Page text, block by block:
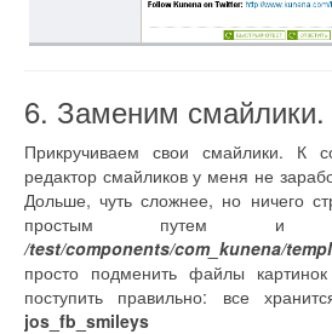
6. Заменим смайлики.
Прикручиваем свои смайлики. К
редактор смайликов у меня не
Дольше, чуть сложнее, но ничего
простым путем и в
/test/components/com_kunena/
просто подменить файлы
поступить правильно: все
jos_fb_smileys